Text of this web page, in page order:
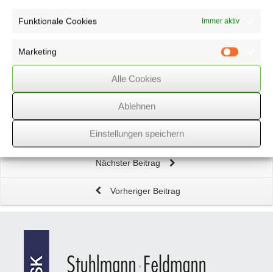
Funktionale Cookies Immer aktiv
Marketing
Alle Cookies
Ablehnen
Einstellungen speichern
Fälligkeitstermine – Mai 2019
Nächster Beitrag
Vorheriger Beitrag